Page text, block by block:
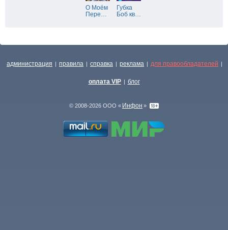
О Моём
Пере…
Губка
Боб кв…
администрация | правила | справка | реклама | для правообладателей |
оплата VIP | блог
© 2008-2026 ООО « Инфон »